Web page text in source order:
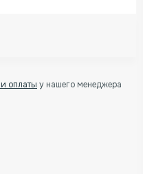
оплаты у нашего менеджера